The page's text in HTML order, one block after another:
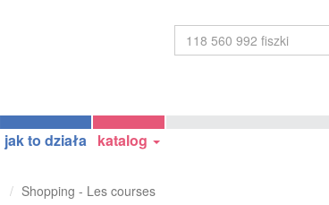
jak to działa katalog
Shopping - Les courses